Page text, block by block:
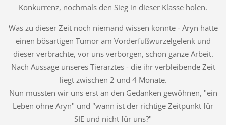
Konkurrenz, nochmals den Sieg in dieser Klasse holen.
Was zu dieser Zeit noch niemand wissen konnte - Aryn hatte
einen bösartigen Tumor am Vorderfußwurzelgelenk und
dieser verbrachte, vor uns verborgen, schon ganze Arbeit.
Nach Aussage unseres Tierarztes - die ihr verbleibende Zeit
liegt zwischen 2 und 4 Monate.
Nun mussten wir uns erst an den Gedanken gewöhnen, "ein
Leben ohne Aryn" und "wann ist der richtige Zeitpunkt für
SIE und nicht für uns?"